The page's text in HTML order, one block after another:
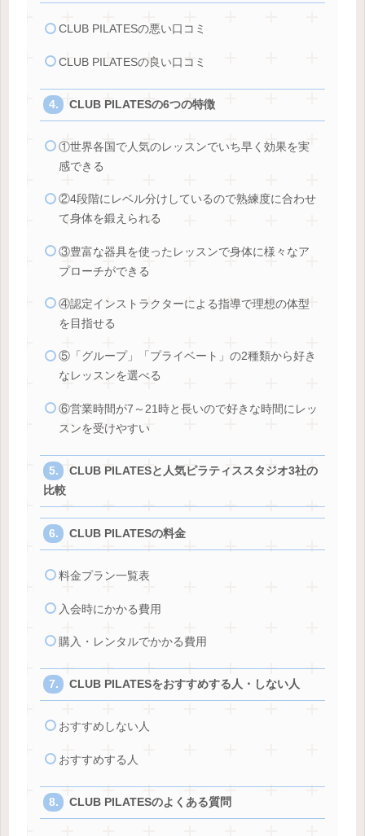
CLUB PILATESの悪い口コミ
CLUB PILATESの良い口コミ
CLUB PILATESの6つの特徴
①世界各国で人気のレッスンでいち早く効果を実
感できる
②4段階にレベル分けしているので熟練度に合わせ
て身体を鍛えられる
③豊富な器具を使ったレッスンで身体に様々なア
プローチができる
④認定インストラクターによる指導で理想の体型
を目指せる
⑤「グループ」「プライベート」の2種類から好き
なレッスンを選べる
⑥営業時間が7～21時と長いので好きな時間にレッ
スンを受けやすい
CLUB PILATESと人気ピラティススタジオ3社の
比較
CLUB PILATESの料金
料金プラン一覧表
入会時にかかる費用
購入・レンタルでかかる費用
CLUB PILATESをおすすめする人・しない人
おすすめしない人
おすすめする人
CLUB PILATESのよくある質問